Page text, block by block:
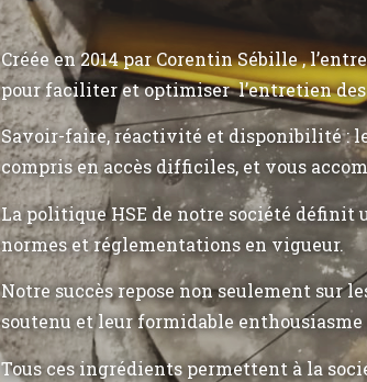
Créée en 2014 par Corentin Sébille ,
pour faciliter et optimiser l’entretien
Savoir-faire, réactivité et disponibilité :
compris en accès difficiles, et vous
La politique HSE de notre société définit
normes et réglementations en vigueur.
Notre succès repose non seulement sur
soutenu et leur formidable
Tous ces ingrédients permettent à la